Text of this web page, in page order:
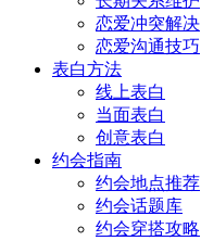
恋爱冲突解决
恋爱沟通技巧
表白方法
线上表白
当面表白
创意表白
约会指南
约会地点推荐
约会话题库
约会穿搭攻略